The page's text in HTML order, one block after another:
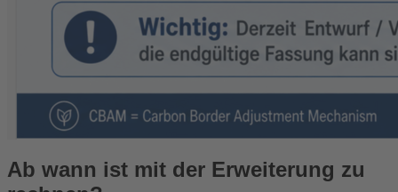
Ab wann ist mit der Erweiterung zu